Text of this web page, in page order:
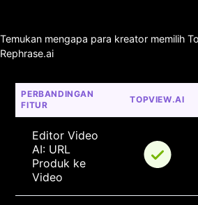
Temukan mengapa para kreator memilih
Rephrase.ai
PERBANDINGAN
FITUR
TOPVIEW.AI
Editor Video
AI: URL
Produk ke
Video